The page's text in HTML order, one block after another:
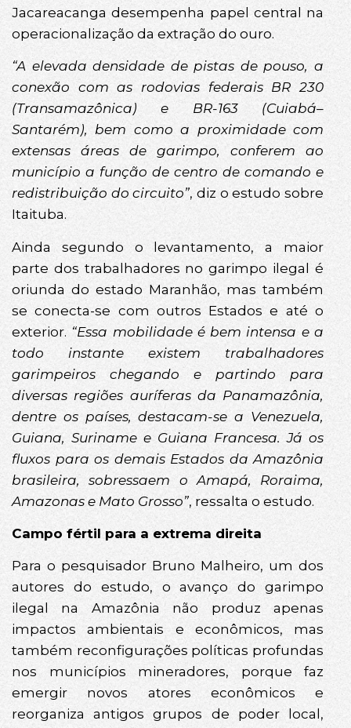
Jacareacanga desempenha papel central na
operacionalização da extração do ouro.
“A elevada densidade de pistas de pouso, a
conexão com as rodovias federais BR 230
(Transamazônica) e BR-163 (Cuiabá–
Santarém), bem como a proximidade com
extensas áreas de garimpo, conferem ao
município a função de centro de comando e
redistribuição do circuito”, diz o estudo sobre
Itaituba.
Ainda segundo o levantamento, a maior
parte dos trabalhadores no garimpo ilegal é
oriunda do estado Maranhão, mas também
se conecta-se com outros Estados e até o
exterior. “Essa mobilidade é bem intensa e a
todo instante existem trabalhadores
garimpeiros chegando e partindo para
diversas regiões auríferas da Panamazônia,
dentre os países, destacam-se a Venezuela,
Guiana, Suriname e Guiana Francesa. Já os
fluxos para os demais Estados da Amazônia
brasileira, sobressaem o Amapá, Roraima,
Amazonas e Mato Grosso”, ressalta o estudo.
Campo fértil para a extrema direita
Para o pesquisador Bruno Malheiro, um dos
autores do estudo, o avanço do garimpo
ilegal na Amazônia não produz apenas
impactos ambientais e econômicos, mas
também reconfigurações políticas profundas
nos municípios mineradores, porque faz
emergir novos atores econômicos e
reorganiza antigos grupos de poder local,